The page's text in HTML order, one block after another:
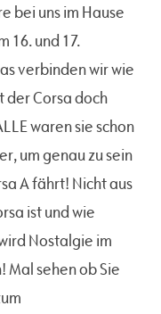
bei uns im Hause
16. und 17.
verbinden wir wie
der Corsa doch
waren sie schon
um genau zu sein
A fährt! Nicht aus
ist und wie
Nostalgie im
Mal sehen ob Sie